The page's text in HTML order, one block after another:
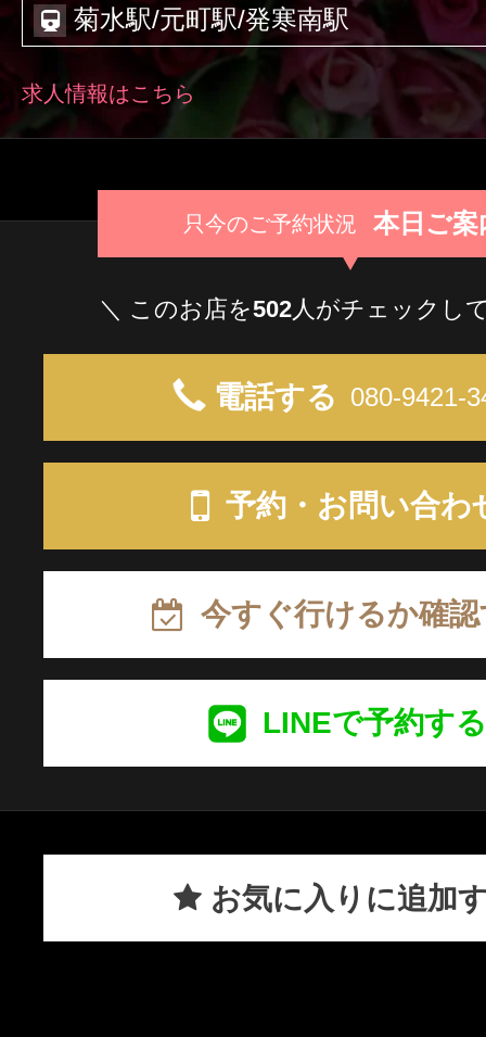
秋田 山形 福島
ジャンルから探す
マンション(個室)
即セラ
岩手
口コミ
体験談
ニュース
ギャラリー
菊水駅/元町駅/発寒南駅
求人情報はこちら
只今のご予約状況 本日ご案
＼ このお店を502人がチェックし
電話する 080-9421-
予約・お問い合わ
今すぐ行けるか確
LINEで予約する
お気に入りに追加